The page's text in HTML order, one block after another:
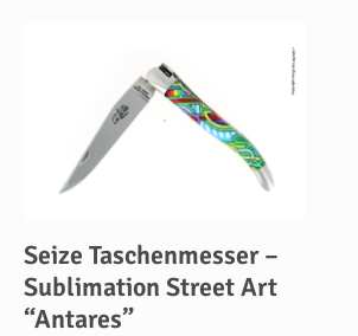
Seize Taschenmesser –
Sublimation Street Art
“Antares”